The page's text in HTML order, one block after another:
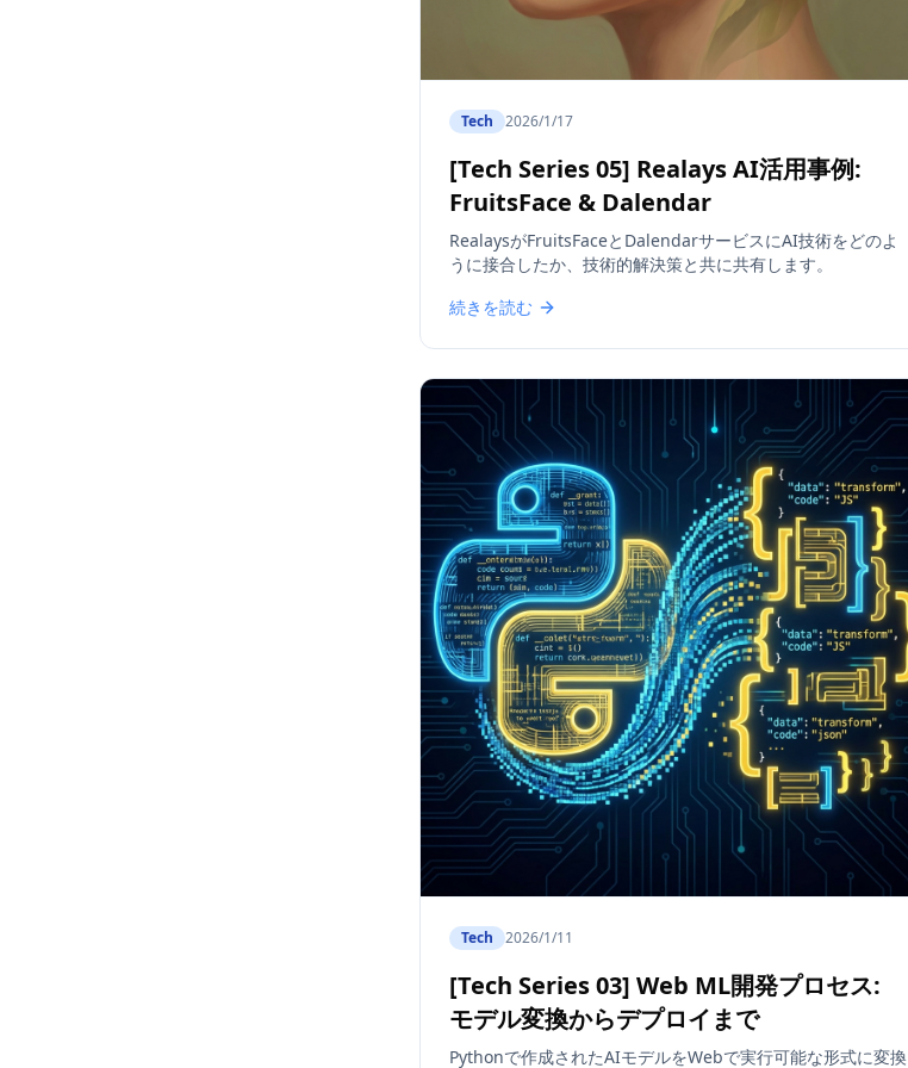
Tech 2026/1/17
[Tech Series 05] Realays AI活用事例:
FruitsFace & Dalendar
RealaysがFruitsFaceとDalendarサービスにAI技術をどのよ
うに接合したか、技術的解決策と共に共有します。
続きを読む
Tech 2026/1/11
[Tech Series 03] Web ML開発プロセス:
モデル変換からデプロイまで
Pythonで作成されたAIモデルをWebで実行可能な形式に変換